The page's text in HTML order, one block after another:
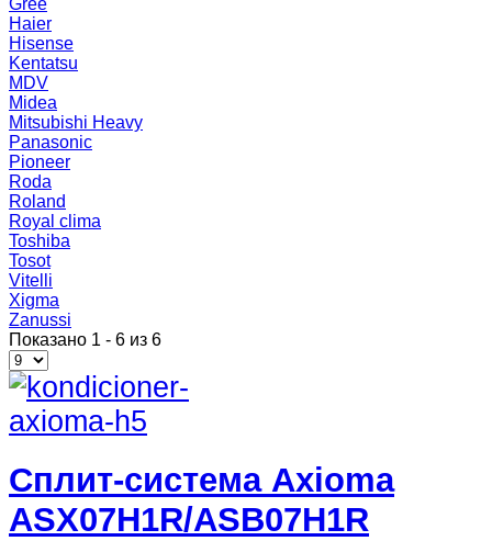
Gree
Haier
Hisense
Kentatsu
MDV
Midea
Mitsubishi Heavy
Panasonic
Pioneer
Roda
Roland
Royal clima
Toshiba
Tosot
Vitelli
Xigma
Zanussi
Показано 1 - 6 из 6
Сплит-система Axioma
ASX07H1R/ASB07H1R